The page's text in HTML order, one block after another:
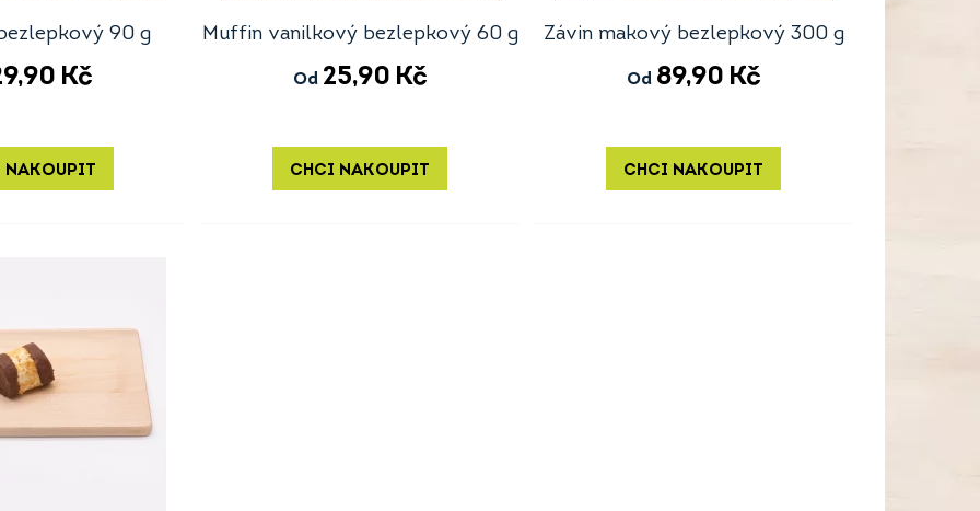
90 g
Kč
NAKOUPIT
Muffin vanilkový bezlepkový 60 g
Od 25,90 Kč
CHCI NAKOUPIT
Závin makový bezlepkový 300 g
Od 89,90 Kč
CHCI NAKOUPIT